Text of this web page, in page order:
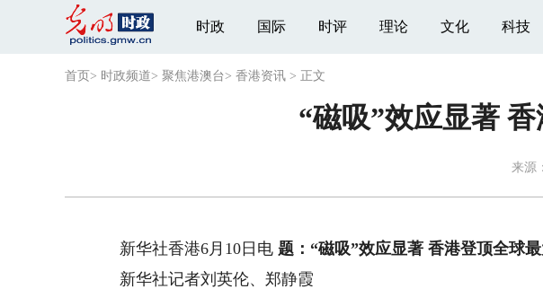
时政 国际 时评 理论 文化 科技
首页 > 时政频道> 聚焦港澳台> 香港资讯 > 正文
“磁吸”效应显著
来源：
新华社香港6月10日电题：“磁吸”效应显著 香港登顶全球
新华社记者刘英伦、郑静霞